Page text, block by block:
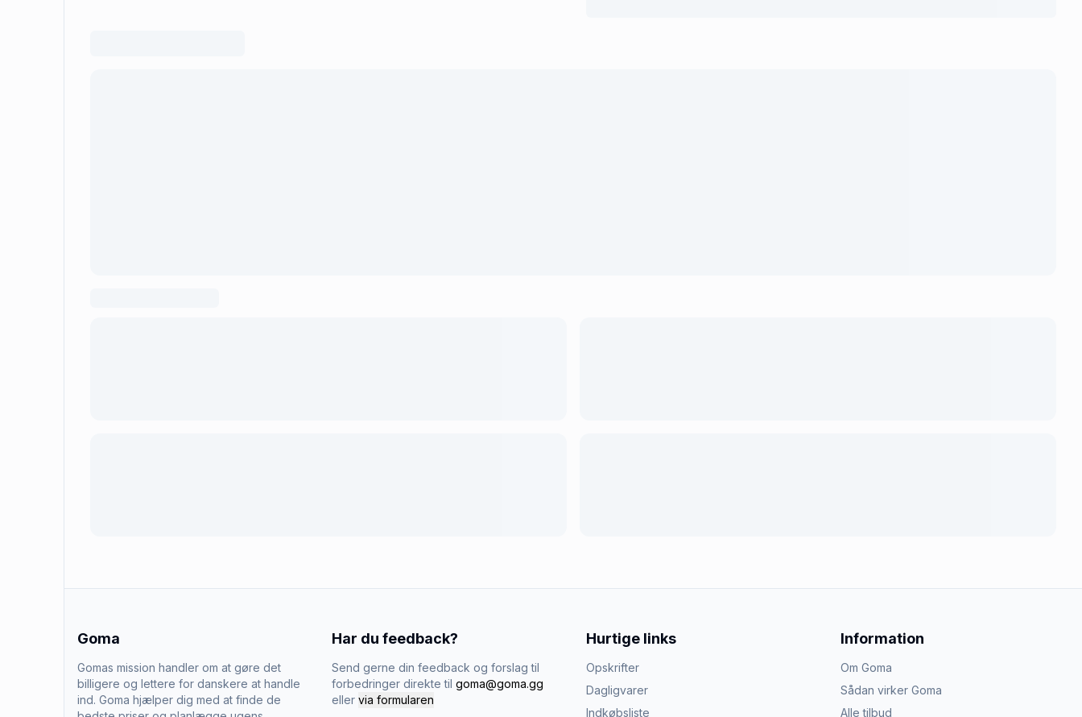
Goma
Gomas mission handler om at gøre det
billigere og lettere for danskere at handle
ind. Goma hjælper dig med at finde de
Har du feedback?
Send gerne din feedback og forslag til
forbedringer direkte til goma@goma.gg
eller via formularen
Hurtige links
Opskrifter
Dagligvarer
Indkøbsliste
Information
Om Goma
Sådan virker Goma
Alle tilbud